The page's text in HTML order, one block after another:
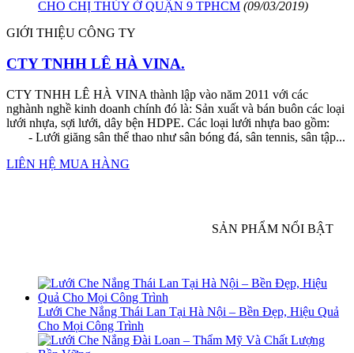
CHO CHỊ THỦY Ở QUẬN 9 TPHCM (09/03/2019)
GIỚI THIỆU CÔNG TY
CTY TNHH LÊ HÀ VINA.
CTY TNHH LÊ HÀ VINA thành lập vào năm 2011 với các
nghành nghề kinh doanh chính đó là: Sản xuất và bán buôn các loại
lưới nhựa, sợi lưới, dây bện HDPE. Các loại lưới nhựa bao gồm:
- Lưới giăng sân thể thao như sân bóng đá, sân tennis, sân tập...
LIÊN HỆ MUA HÀNG
SẢN PHẨM NỔI BẬT
Lưới Che Nắng Thái Lan Tại Hà Nội – Bền Đẹp, Hiệu Quả
Cho Mọi Công Trình